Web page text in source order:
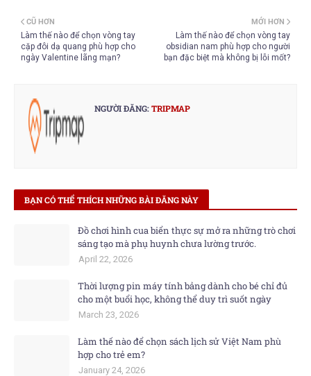
MỚI HƠN
Làm thế nào để chọn vòng tay
obsidian nam phù hợp cho người
bạn đặc biệt mà không bị lỗi mốt?
CŨ HƠN
Làm thế nào để chọn vòng tay
cặp đôi dạ quang phù hợp cho
ngày Valentine lãng mạn?
NGƯỜI ĐĂNG:TRIPMAP
BẠN CÓ THỂ THÍCH NHỮNG BÀI ĐĂNG NÀY
Đồ chơi hình cua biển thực sự mở ra những trò chơi
sáng tạo mà phụ huynh chưa lường trước.
April 22, 2026
Thời lượng pin máy tính bảng dành cho bé chỉ đủ
cho một buổi học, không thể duy trì suốt ngày
March 23, 2026
Làm thế nào để chọn sách lịch sử Việt Nam phù
hợp cho trẻ em?
January 24, 2026